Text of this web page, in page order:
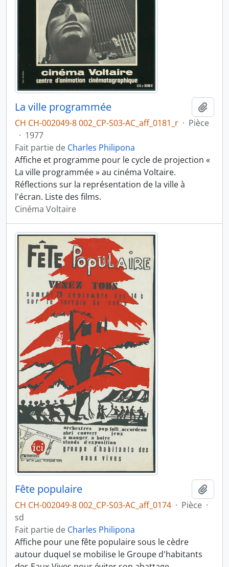
La ville programmée
CH CH-002049-8 002_CP-S03-AC_aff_0181_r · Pièce
· 1977
Fait partie de Charles Philipona
Affiche et programme pour le cycle de projection «
La ville programmée » au cinéma Voltaire.
Réflections sur la représentation de la ville à
l'écran. Liste des films.
Cinéma Voltaire
Fête populaire
CH CH-002049-8 002_CP-S03-AC_aff_0174 · Pièce ·
sd
Fait partie de Charles Philipona
Affiche pour une fête populaire sous le cèdre
autour duquel se mobilise le Groupe d'habitants